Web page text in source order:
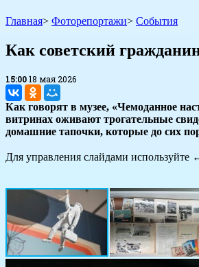
Главная> Фоторепортажи> События
Как советский
15:0018 мая 2026
Как говорят в музее, «Чемоданное
витринах оживают трогательные
домашние тапочки, которые до сих
Для управления слайдами используйте